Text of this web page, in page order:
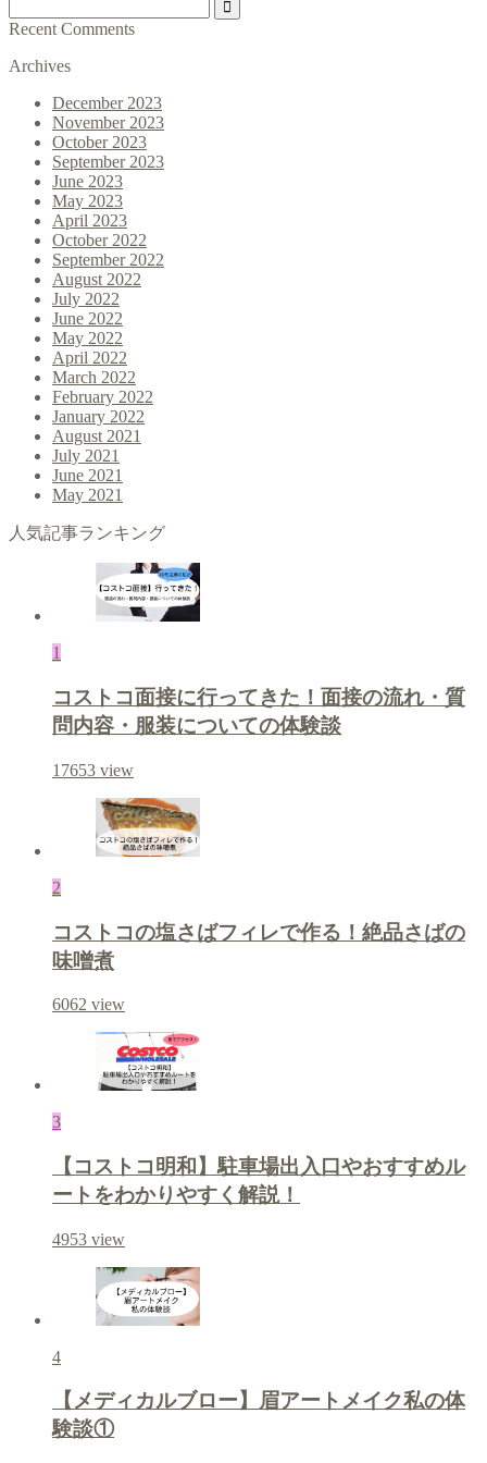
Recent Comments
Archives
December 2023
November 2023
October 2023
September 2023
June 2023
May 2023
April 2023
October 2022
September 2022
August 2022
July 2022
June 2022
May 2022
April 2022
March 2022
February 2022
January 2022
August 2021
July 2021
June 2021
May 2021
人気記事ランキング
1
コストコ面接に行ってきた！面接の流れ・質
問内容・服装についての体験談
17653 view
2
コストコの塩さばフィレで作る！絶品さばの
味噌煮
6062 view
3
【コストコ明和】駐車場出入口やおすすめル
ートをわかりやすく解説！
4953 view
4
【メディカルブロー】眉アートメイク私の体
験談①